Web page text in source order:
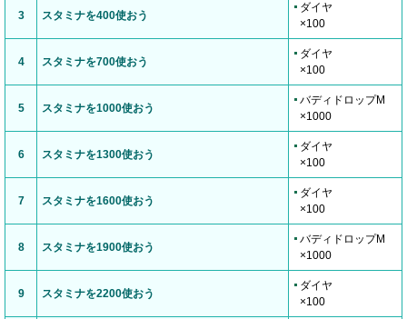
3 スタミナを400使おう
ダイヤ
×100
4 スタミナを700使おう
ダイヤ
×100
5 スタミナを1000使おう
バディドロップM
×1000
6 スタミナを1300使おう
ダイヤ
×100
7 スタミナを1600使おう
ダイヤ
×100
8 スタミナを1900使おう
バディドロップM
×1000
9 スタミナを2200使おう
ダイヤ
×100